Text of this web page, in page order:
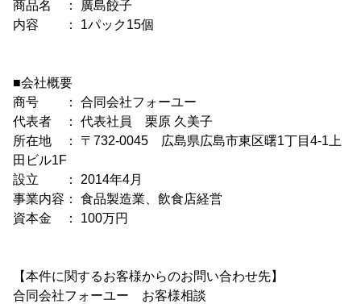
商品名 ： 廣島餃子
内容 ： 1パック15個
■会社概要
商号 ： 合同会社フォーユー
代表者 ： 代表社員 栗原 久美子
所在地 ： 〒732-0045 広島県広島市東区曙1丁目4-1上
田ビル1F
設立 ： 2014年4月
事業内容： 食品製造業、飲食店経営
資本金 ： 100万円
【本件に関するお客様からのお問い合わせ先】
合同会社フォーユー お客様相談